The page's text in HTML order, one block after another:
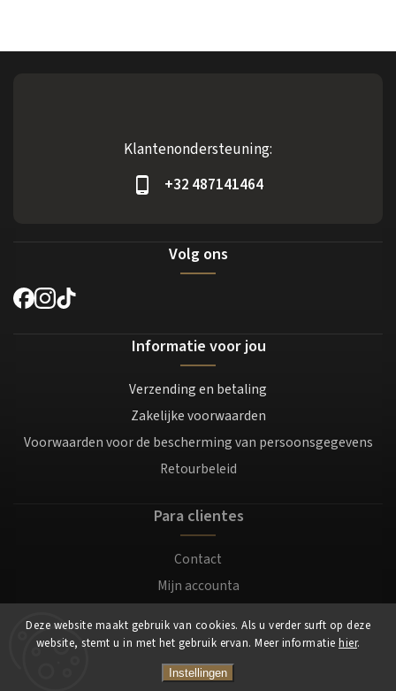
Deze website maakt gebruik van cookies. Als u verder surft op deze
website, stemt u in met het gebruik ervan. Meer informatie hier.
Instellingen
Klantenondersteuning:
+32 487141464
Volg ons
Informatie voor jou
Verzending en betaling
Zakelijke voorwaarden
Voorwaarden voor de bescherming van persoonsgegevens
Retourbeleid
Para clientes
Contact
Mijn accounta
Login